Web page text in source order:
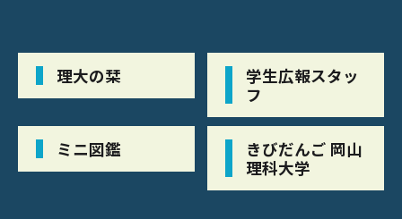
理大の栞
学生広報スタッ
フ
ミニ図鑑
きびだんご 岡山
理科大学